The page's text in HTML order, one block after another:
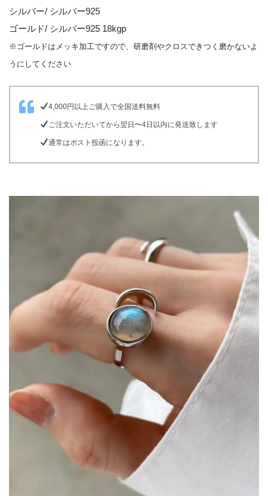
シルバー/ シルバー925
ゴールド/ シルバー925 18kgp
※ゴールドはメッキ加工ですので、研磨剤やクロスできつく磨かないよ
うにしてください
4,000円以上ご購入で全国送料無料
ご注文いただいてから翌日〜4日以内に発送致します
通常はポスト投函になります。